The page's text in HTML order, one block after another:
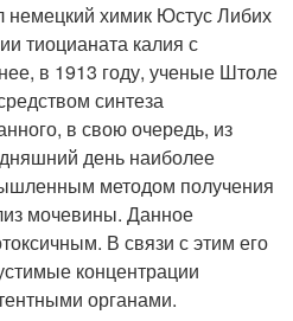
химик Юстус Либих
тиоцианата калия с
в 1913 году, ученые Штоле
синтеза
в свою очередь, из
день наиболее
методом получения
мочевины. Данное
В связи с этим его
концентрации
органами.